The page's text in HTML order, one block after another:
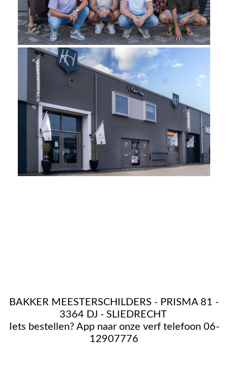
BAKKER MEESTERSCHILDERS - PRISMA 81 -
3364 DJ - SLIEDRECHT
Iets bestellen? App naar onze verf telefoon 06-
12907776